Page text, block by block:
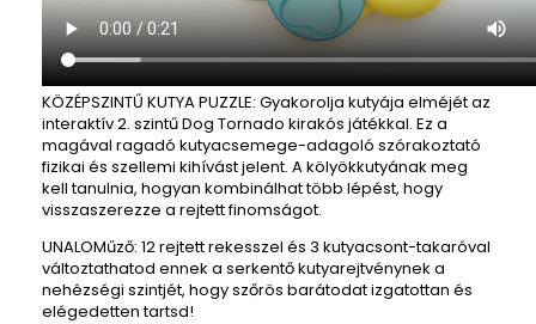
KÖZÉPSZINTŰ KUTYA PUZZLE: Gyakorolja kutyája elméjét az
interaktív 2. szintű Dog Tornado kirakós játékkal. Ez a
magával ragadó kutyacsemege-adagoló szórakoztató
fizikai és szellemi kihívást jelent. A kölyökkutyának meg
kell tanulnia, hogyan kombinálhat több lépést, hogy
visszaszerezze a rejtett finomságot.
UNALOMűző: 12 rejtett rekesszel és 3 kutyacsont-takaróval
változtathatod ennek a serkentő kutyarejtvénynek a
nehézségi szintjét, hogy szőrös barátodat izgatottan és
elégedetten tartsd!